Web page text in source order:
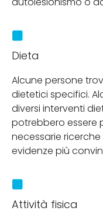
Dieta
Alcune persone
dietetici specifici.
diversi interventi
potrebbero essere
necessarie
evidenze più
Attività fisica